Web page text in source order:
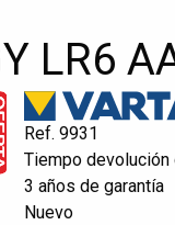
LR6
Ref. 9931
Tiempo devolución
3 años de garantía
Nuevo